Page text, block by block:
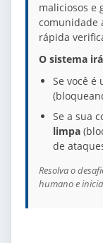
maliciosos e
comunidade
rápida
O sistema
Se você é
Se a sua
limpa
de
Resolva o
humano e